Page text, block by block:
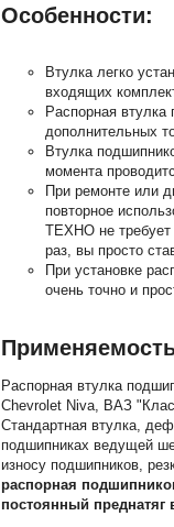
Особенности:
Втулка легко
входящих
Распорная втулка
дополнительных
Втулка
момента
При ремонте или
повторное
ТЕХНО не требует
раз, вы просто
При установке
очень точно и
Распорная втулка
Chevrolet Niva, ВАЗ
Стандартная втулка,
подшипниках ведущей
износу подшипников,
распорная
постоянный преднатяг